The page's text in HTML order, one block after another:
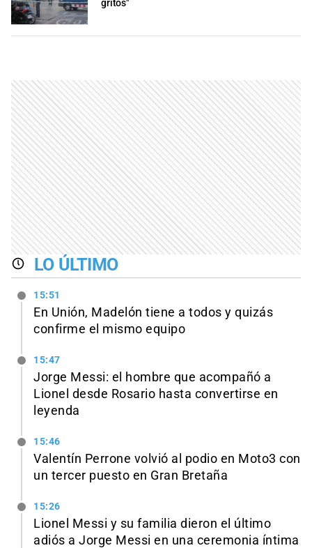
gritos"
LO ÚLTIMO
15:51
En Unión, Madelón tiene a todos y quizás
confirme el mismo equipo
15:47
Jorge Messi: el hombre que acompañó a
Lionel desde Rosario hasta convertirse en
leyenda
15:46
Valentín Perrone volvió al podio en Moto3 con
un tercer puesto en Gran Bretaña
15:26
Lionel Messi y su familia dieron el último
adiós a Jorge Messi en una ceremonia íntima